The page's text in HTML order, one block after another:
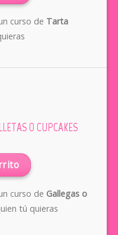
curso de Tarta
O CUPCAKES
curso de Gallegas o
tú quieras